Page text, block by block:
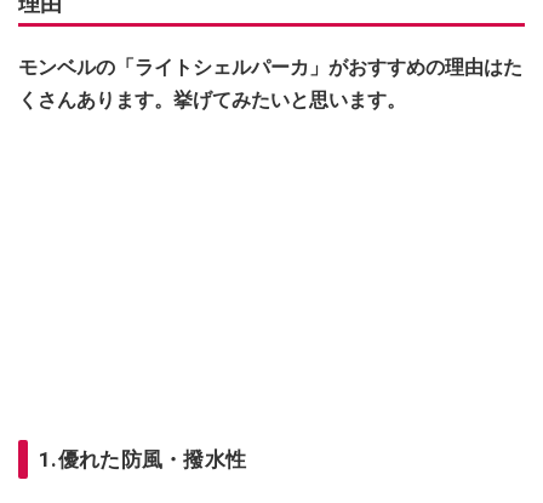
モンベルの「ライトシェルパーカ」がおすすめの理由はた
くさんあります。挙げてみたいと思います。
1.優れた防風・撥水性